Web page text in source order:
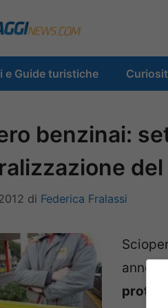
e Guide turistiche
benzinai:
di Federica Fralassi
anno